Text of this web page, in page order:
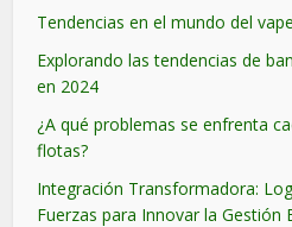
Tendencias en el mundo del
Explorando las tendencias de
en 2024
¿A qué problemas se enfrenta
flotas?
Integración Transformadora:
Fuerzas para Innovar la Gestión